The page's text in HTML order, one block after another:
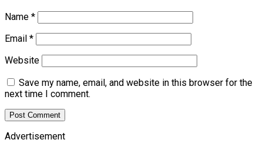
Name *
Email *
Website
Save my name, email, and website in this browser for the
next time I comment.
Advertisement